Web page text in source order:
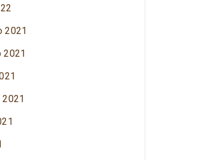
2021
2021